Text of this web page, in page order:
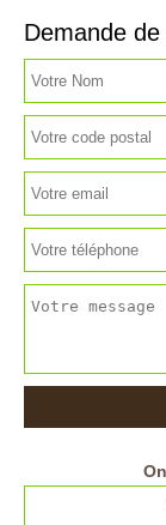
Demande